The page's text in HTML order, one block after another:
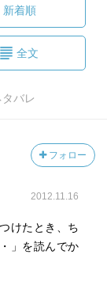
新着順
全文
タバレ
フォロー
2012.11.16
けたとき、ち
」を読んでか